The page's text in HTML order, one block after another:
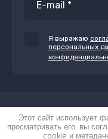
Я выражаю
персональных
Политика
Этот сайт использует
просматривать его, вы
cookie и